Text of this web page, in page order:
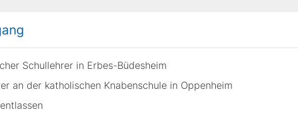
Schullehrer in Erbes-Büdesheim
an der katholischen Knabenschule in Oppenheim